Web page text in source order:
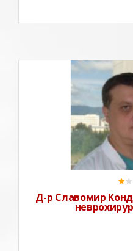
Д-р Славомир Кондов-
НЗОК и платени
УМБАЛ"Света
Кондов въвежда в
България
По-негова идея в Току
Д-р Славомир